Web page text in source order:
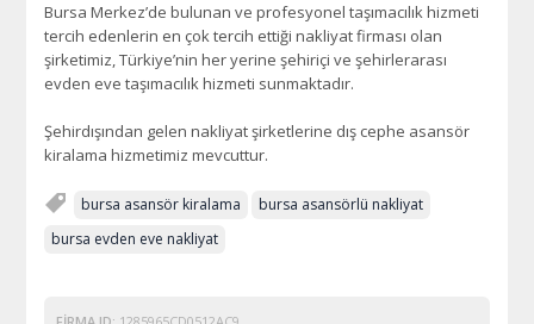
Bursa Merkez’de bulunan ve profesyonel taşımacılık hizmeti
tercih edenlerin en çok tercih ettiği nakliyat firması olan
şirketimiz, Türkiye’nin her yerine şehiriçi ve şehirlerarası
evden eve taşımacılık hizmeti sunmaktadır.
Şehirdışından gelen nakliyat şirketlerine dış cephe asansör
kiralama hizmetimiz mevcuttur.
bursa asansör kiralama
bursa asansörlü nakliyat
bursa evden eve nakliyat